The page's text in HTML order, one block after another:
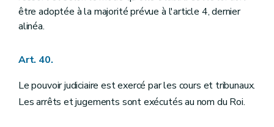
être adoptée à la majorité prévue à l'article 4, dernier
alinéa.
Art. 40.
Le pouvoir judiciaire est exercé par les cours et tribunaux.
Les arrêts et jugements sont exécutés au nom du Roi.